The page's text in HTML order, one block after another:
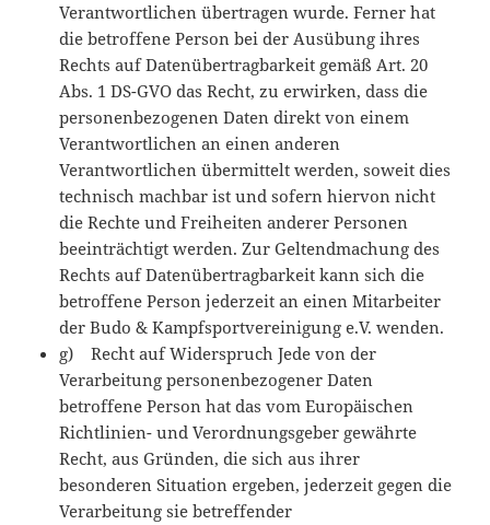
Verantwortlichen übertragen wurde. Ferner hat
die betroffene Person bei der Ausübung ihres
Rechts auf Datenübertragbarkeit gemäß Art. 20
Abs. 1 DS-GVO das Recht, zu erwirken, dass die
personenbezogenen Daten direkt von einem
Verantwortlichen an einen anderen
Verantwortlichen übermittelt werden, soweit dies
technisch machbar ist und sofern hiervon nicht
die Rechte und Freiheiten anderer Personen
beeinträchtigt werden. Zur Geltendmachung des
Rechts auf Datenübertragbarkeit kann sich die
betroffene Person jederzeit an einen Mitarbeiter
der Budo & Kampfsportvereinigung e.V. wenden.
g) Recht auf Widerspruch Jede von der
Verarbeitung personenbezogener Daten
betroffene Person hat das vom Europäischen
Richtlinien- und Verordnungsgeber gewährte
Recht, aus Gründen, die sich aus ihrer
besonderen Situation ergeben, jederzeit gegen die
Verarbeitung sie betreffender